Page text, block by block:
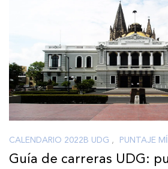
CALENDARIO 2022B UDG , PUNTAJE
Guía de carreras UDG: